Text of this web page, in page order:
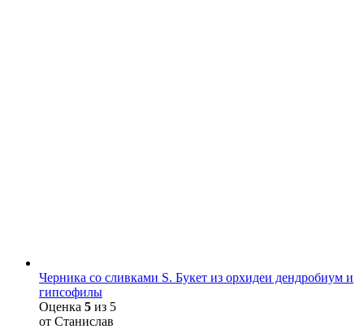
Черника со сливками S. Букет из орхидеи дендробиум и
гипсофилы
Оценка 5 из 5
от Станислав